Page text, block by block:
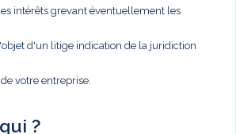
intérêts grevant éventuellement les
d'un litige indication de la juridiction
votre entreprise.
?